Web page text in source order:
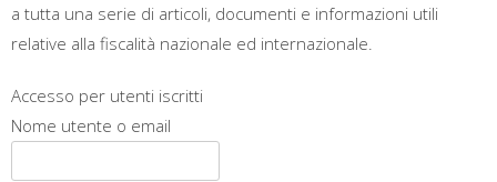
a tutta una serie di articoli, documenti e informazioni utili
relative alla fiscalità nazionale ed internazionale.
Accesso per utenti iscritti
Nome utente o email